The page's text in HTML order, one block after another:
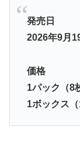
発売日
2026年9月
価格
1パック（8
1ボックス